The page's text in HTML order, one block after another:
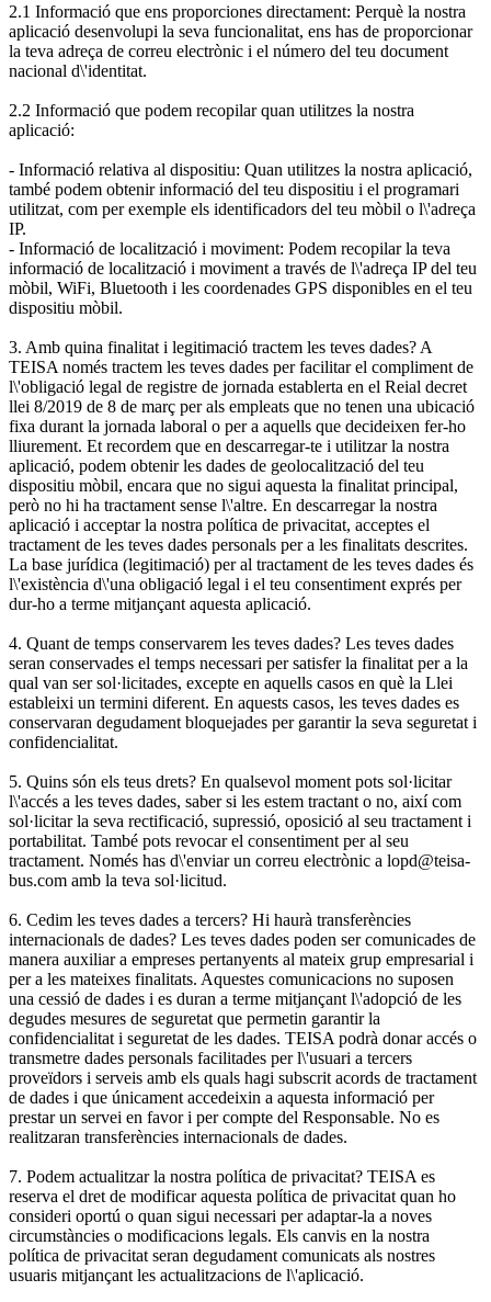
2.1 Informació que ens proporciones directament: Perquè la nostra
aplicació desenvolupi la seva funcionalitat, ens has de proporcionar
la teva adreça de correu electrònic i el número del teu document
nacional d\'identitat.
2.2 Informació que podem recopilar quan utilitzes la nostra
aplicació:
- Informació relativa al dispositiu: Quan utilitzes la nostra aplicació,
també podem obtenir informació del teu dispositiu i el programari
utilitzat, com per exemple els identificadors del teu mòbil o l\'adreça
IP.
- Informació de localització i moviment: Podem recopilar la teva
informació de localització i moviment a través de l\'adreça IP del teu
mòbil, WiFi, Bluetooth i les coordenades GPS disponibles en el teu
dispositiu mòbil.
3. Amb quina finalitat i legitimació tractem les teves dades? A
TEISA només tractem les teves dades per facilitar el compliment de
l\'obligació legal de registre de jornada establerta en el Reial decret
llei 8/2019 de 8 de març per als empleats que no tenen una ubicació
fixa durant la jornada laboral o per a aquells que decideixen fer-ho
lliurement. Et recordem que en descarregar-te i utilitzar la nostra
aplicació, podem obtenir les dades de geolocalització del teu
dispositiu mòbil, encara que no sigui aquesta la finalitat principal,
però no hi ha tractament sense l\'altre. En descarregar la nostra
aplicació i acceptar la nostra política de privacitat, acceptes el
tractament de les teves dades personals per a les finalitats descrites.
La base jurídica (legitimació) per al tractament de les teves dades és
l\'existència d\'una obligació legal i el teu consentiment exprés per
dur-ho a terme mitjançant aquesta aplicació.
4. Quant de temps conservarem les teves dades? Les teves dades
seran conservades el temps necessari per satisfer la finalitat per a la
qual van ser sol·licitades, excepte en aquells casos en què la Llei
estableixi un termini diferent. En aquests casos, les teves dades es
conservaran degudament bloquejades per garantir la seva seguretat i
confidencialitat.
5. Quins són els teus drets? En qualsevol moment pots sol·licitar
l\'accés a les teves dades, saber si les estem tractant o no, així com
sol·licitar la seva rectificació, supressió, oposició al seu tractament i
portabilitat. També pots revocar el consentiment per al seu
tractament. Només has d\'enviar un correu electrònic a lopd@teisa-
bus.com amb la teva sol·licitud.
6. Cedim les teves dades a tercers? Hi haurà transferències
internacionals de dades? Les teves dades poden ser comunicades de
manera auxiliar a empreses pertanyents al mateix grup empresarial i
per a les mateixes finalitats. Aquestes comunicacions no suposen
una cessió de dades i es duran a terme mitjançant l\'adopció de les
degudes mesures de seguretat que permetin garantir la
confidencialitat i seguretat de les dades. TEISA podrà donar accés o
transmetre dades personals facilitades per l\'usuari a tercers
proveïdors i serveis amb els quals hagi subscrit acords de tractament
de dades i que únicament accedeixin a aquesta informació per
prestar un servei en favor i per compte del Responsable. No es
realitzaran transferències internacionals de dades.
7. Podem actualitzar la nostra política de privacitat? TEISA es
reserva el dret de modificar aquesta política de privacitat quan ho
consideri oportú o quan sigui necessari per adaptar-la a noves
circumstàncies o modificacions legals. Els canvis en la nostra
política de privacitat seran degudament comunicats als nostres
usuaris mitjançant les actualitzacions de l\'aplicació.